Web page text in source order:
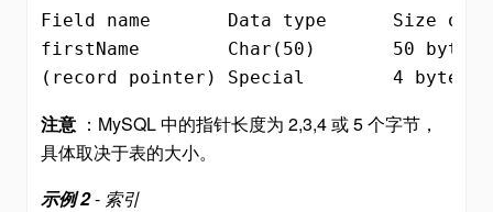
Field name       Data type      Size on
firstName        Char(50)       50 bytes
(record pointer) Special        4 bytes
注意 ：MySQL 中的指针长度为 2,3,4 或 5 个字节，
具体取决于表的大小。
示例 2- 索引